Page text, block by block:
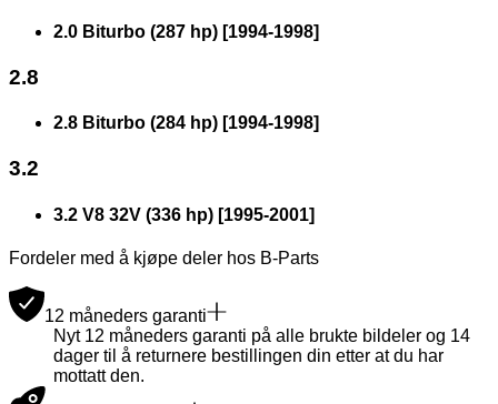
2.0 Biturbo (287 hp) [1994-1998]
2.8
2.8 Biturbo (284 hp) [1994-1998]
3.2
3.2 V8 32V (336 hp) [1995-2001]
Fordeler med å kjøpe deler hos B-Parts
12 måneders garanti
Nyt 12 måneders garanti på alle brukte bildeler og 14
dager til å returnere bestillingen din etter at du har
mottatt den.